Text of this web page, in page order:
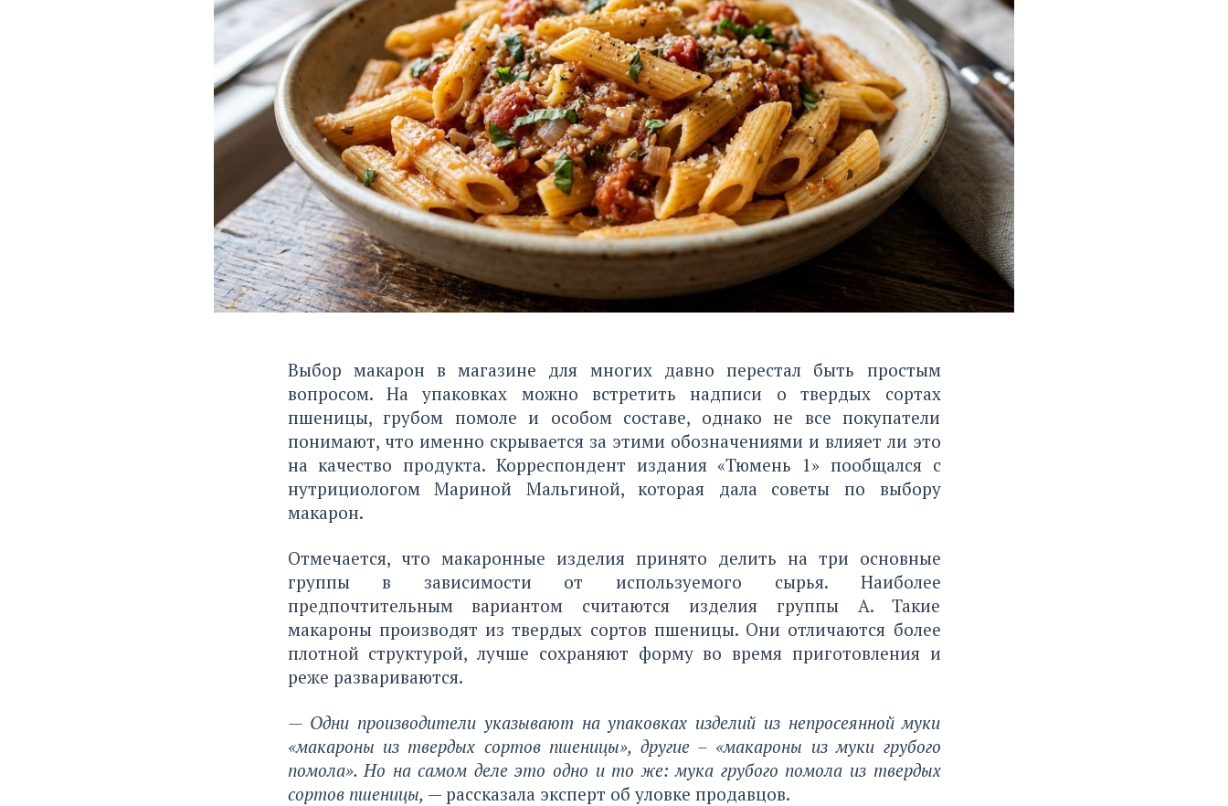
Выбор макарон в магазине для многих давно перестал быть простым
вопросом. На упаковках можно встретить надписи о твердых сортах
пшеницы, грубом помоле и особом составе, однако не все покупатели
понимают, что именно скрывается за этими обозначениями и влияет ли это
на качество продукта. Корреспондент издания «Тюмень 1» пообщался с
нутрициологом Мариной Мальгиной, которая дала советы по выбору
макарон.
Отмечается, что макаронные изделия принято делить на три основные
группы в зависимости от используемого сырья. Наиболее
предпочтительным вариантом считаются изделия группы А. Такие
макароны производят из твердых сортов пшеницы. Они отличаются более
плотной структурой, лучше сохраняют форму во время приготовления и
реже развариваются.
— Одни производители указывают на упаковках изделий из непросеянной муки
«макароны из твердых сортов пшеницы», другие – «макароны из муки грубого
помола». Но на самом деле это одно и то же: мука грубого помола из твердых
сортов пшеницы, — рассказала эксперт об уловке продавцов.